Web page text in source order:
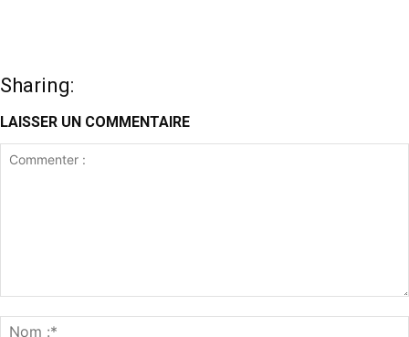
Sharing:
LAISSER UN COMMENTAIRE